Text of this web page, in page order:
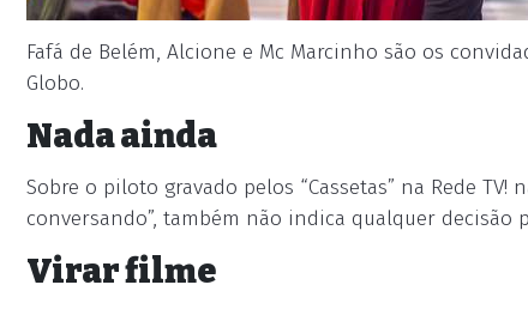
Fafá de Belém, Alcione e Mc Marcinho são os
Globo.
Nada ainda
Sobre o piloto gravado pelos “Cassetas” na Rede
conversando”, também não indica qualquer decisão
Virar filme